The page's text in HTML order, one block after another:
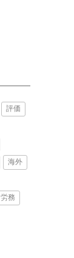
評価
海外
労務